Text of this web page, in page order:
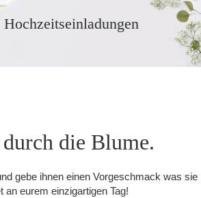
durch die Blume.
gebe ihnen einen Vorgeschmack was sie
an eurem einzigartigen Tag!